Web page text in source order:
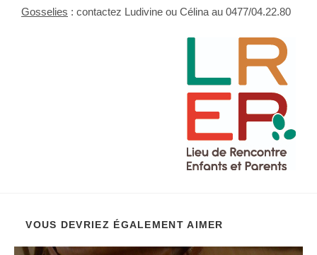
Gosselies : contactez Ludivine ou Célinaau 0477/04.22.80
VOUS DEVRIEZ ÉGALEMENT AIMER